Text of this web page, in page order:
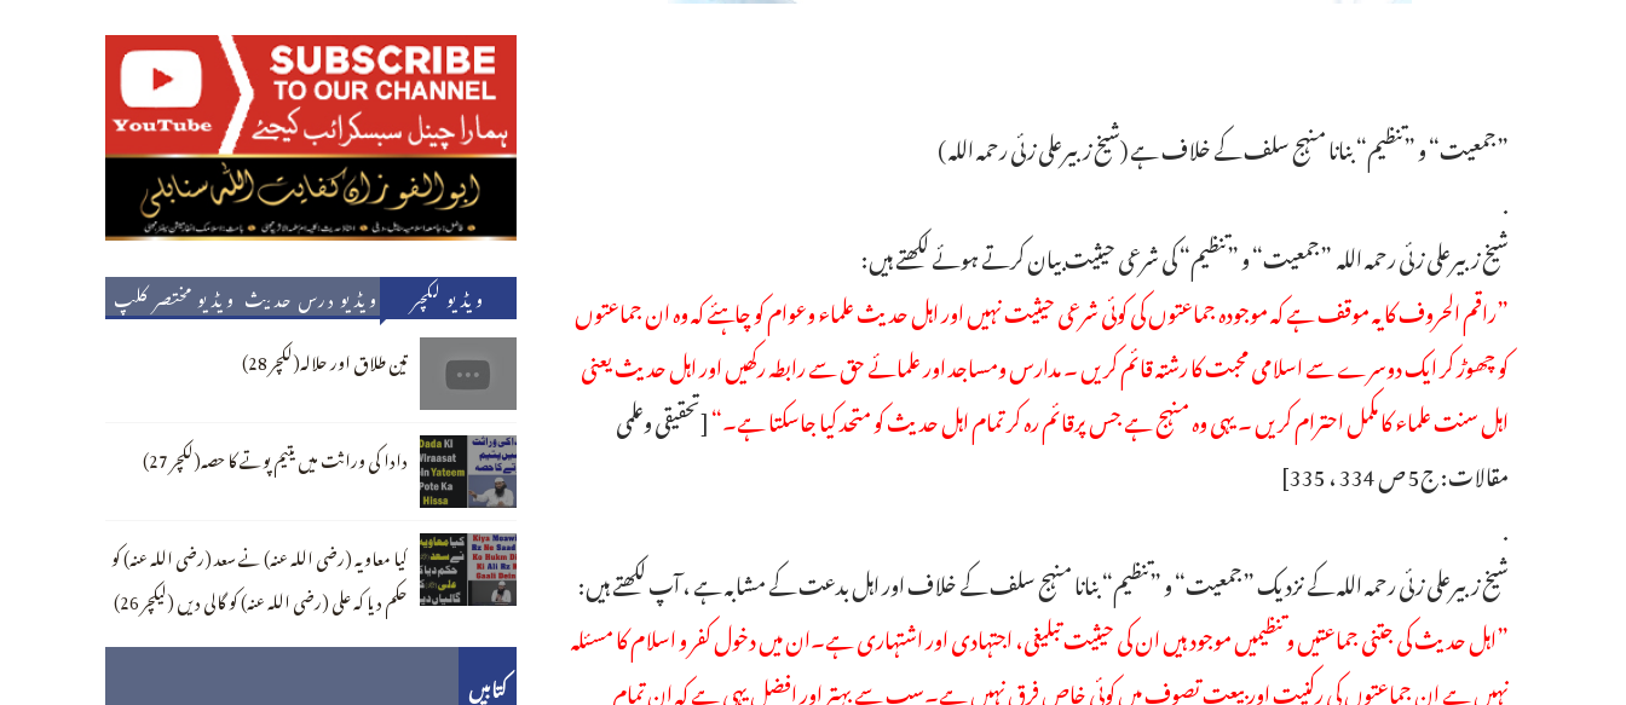
”جمعیت“ و ”تنظیم“ بنانا منہج سلف کے خلاف ہے (شیخ زبیرعلی زئی رحمہ اللہ )
.
شیخ زبیرعلی زئی رحمہ اللہ ”جمعیت“ و ”تنظیم“ کی شرعی حیثیت بیان کرتے ہوئے لکھتے ہیں:
”راقم الحروف کا یہ موقف ہے کہ موجودہ جماعتوں کی کوئی شرعی حیثیت نہیں اور اہل حدیث علماء وعوام کو چاہئے کہ وہ ان جماعتوں
کو چھوڑ کر ایک دوسرے سے اسلامی محبت کا رشتہ قائم کریں ۔ مدارس ومساجد اور علمائے حق سے رابطہ رکھیں اور اہل حدیث یعنی
اہل سنت علماء کا مکمل احترام کریں ۔ یہی وہ منہج ہے جس پرقائم رہ کر تمام اہل حدیث کو متحد کیا جاسکتا ہے۔“[تحقیقی وعلمی
مقالات: ج5 ص 334 ، 335]
.
شیخ زبیرعلی زئی رحمہ اللہ کے نزدیک ”جمعیت“ و ”تنظیم“ بنانا منہج سلف کے خلاف اور اہل بدعت کے مشابہ ہے ، آپ لکھتے ہیں:
”اہل حدیث کی جتنی جماعتیں و تنظیمیں موجود ہیں ان کی حیثیت تبلیغی، اجتہادی اور اشتہاری ہے۔ان میں دخول کفر و اسلام کا مسئلہ
نہیں ہے ان جماعتوں کی رکنیت اور بیعت تصوف میں کوئی خاص فرق نہیں ہے۔سب سے بہتر اور افضل یہی ہے کہ ان تمام
ویڈیو لکچر ویڈیو درس حدیث ویڈیو مختصر کلپ
تین طلاق اور حلالہ(لکچر 28)
دادا کی وراثت میں یتیم پوتے کا حصہ(لکچر 27)
کیا معاویہ (رضی اللہ عنہ) نے سعد (رضی اللہ عنہ) کو
حکم دیا کہ علی (رضی اللہ عنہ) کو گالی دیں (لیکچر 26)
کتابیں